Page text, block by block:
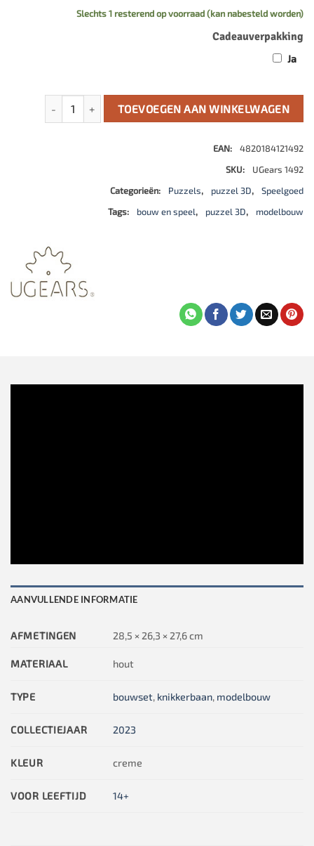
Slechts 1 resterend op voorraad (kan nabesteld worden)
Cadeauverpakking
Ja
Knikkerbaan #4 Spiraaltakel aantal
TOEVOEGEN AAN WINKELWAGEN
EAN:
4820184121492
SKU:
UGears 1492
Categorieën:
Puzzels, puzzel 3D,
Speelgoed
Tags:
bouw en speel, puzzel 3D, modelbouw
AANVULLENDE INFORMATIE
AFMETINGEN 28,5 × 26,3 × 27,6 cm
MATERIAAL hout
TYPE bouwset, knikkerbaan, modelbouw
COLLECTIEJAAR 2023
KLEUR creme
VOOR LEEFTIJD 14+